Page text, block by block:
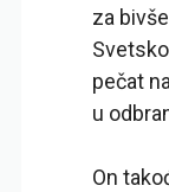
za
pečat
u
On